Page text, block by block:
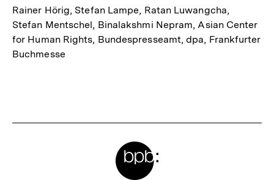
Rainer Hörig, Stefan Lampe, Ratan Luwangcha,
Stefan Mentschel, Binalakshmi Nepram, Asian Center
for Human Rights, Bundespresseamt, dpa, Frankfurter
Buchmesse